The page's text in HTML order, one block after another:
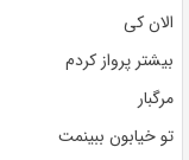
الان کی
بیشتر پرواز کردم
مرگبار
تو خیابون ببینمت